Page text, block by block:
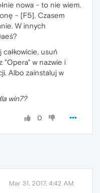
nowa - to nie wiem.
- [F5]. Czasem
W innych
usuń
"Opera" w nazwie i
Albo zainstaluj w
win7?
0
Mar 31, 2017, 4:42 AM